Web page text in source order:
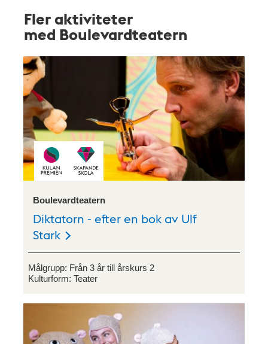
Fler aktiviteter
med Boulevardteatern
Boulevardteatern
Diktatorn - efter en bok av Ulf
Stark
Målgrupp: Från 3 år till årskurs 2
Kulturform: Teater